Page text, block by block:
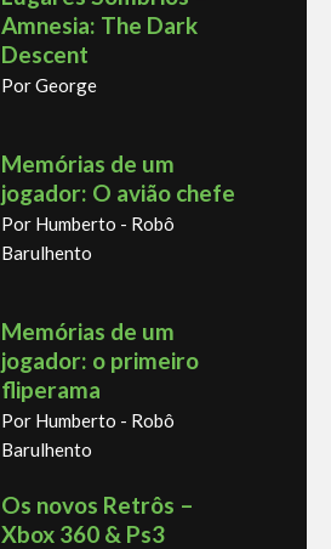
Amnesia: The Dark
Descent
Por George
Memórias de um
jogador: O avião chefe
Por Humberto - Robô
Barulhento
Memórias de um
jogador: o primeiro
fliperama
Por Humberto - Robô
Barulhento
Os novos Retrôs –
Xbox 360 & Ps3